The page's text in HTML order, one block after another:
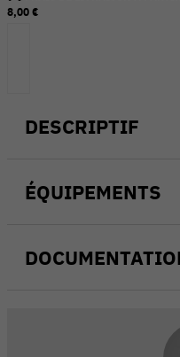
DESCRIPTIF
ÉQUIPEMENTS
8,00 €